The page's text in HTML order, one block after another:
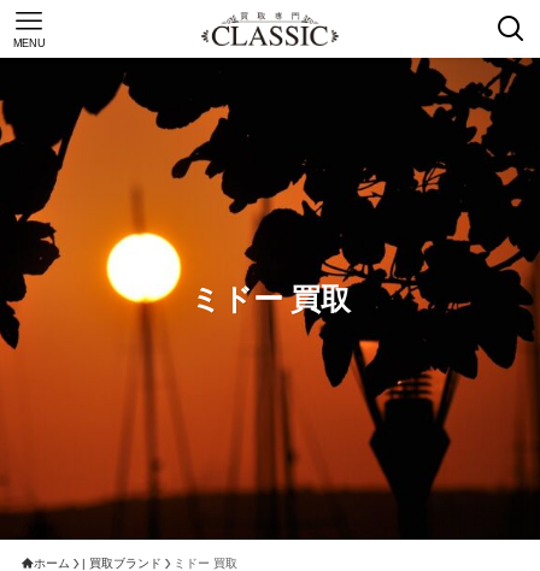
MENU
ミドー 買取
ホーム | 買取ブランド ミドー 買取